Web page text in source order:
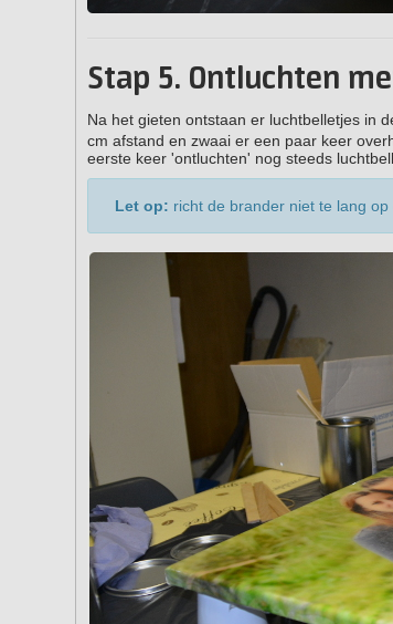
Stap 5. Ontluchten
Na het gieten ontstaan er luchtbelletjes in
cm afstand en zwaai er een paar keer
eerste keer 'ontluchten' nog steeds
Let op: richt de brander niet te lang